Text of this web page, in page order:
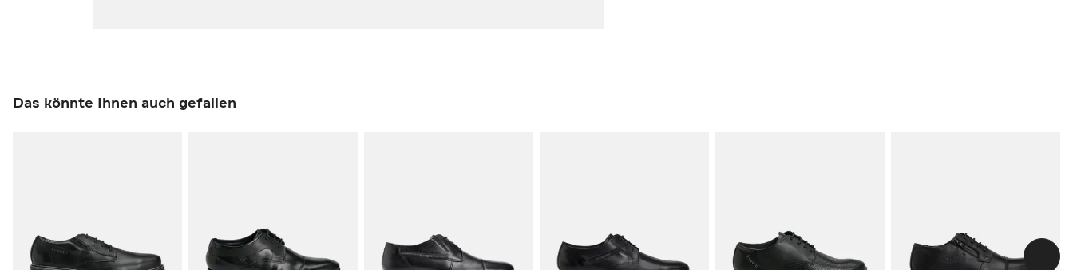
Das könnte Ihnen auch gefallen